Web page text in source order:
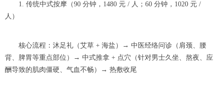
1. 传统中式按摩（90 分钟，1480 元 / 人；60 分钟，1020 元 /
人）
核心流程：沐足礼（艾草 + 海盐）→ 中医经络问诊（肩颈、腰
背、脾胃等重点部位）→ 中式推拿 + 点穴（针对男士久坐、熬夜、应
酬导致的肌肉僵硬、气血不畅）→ 热敷收尾